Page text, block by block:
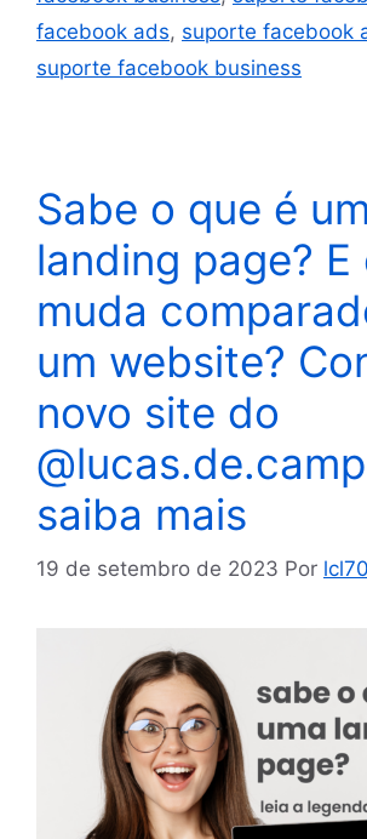
facebook ads, suporte facebook
suporte facebook business
Sabe o que é
landing page? E
muda
um website?
novo site do
saiba mais
19 de setembro de 2023 Por